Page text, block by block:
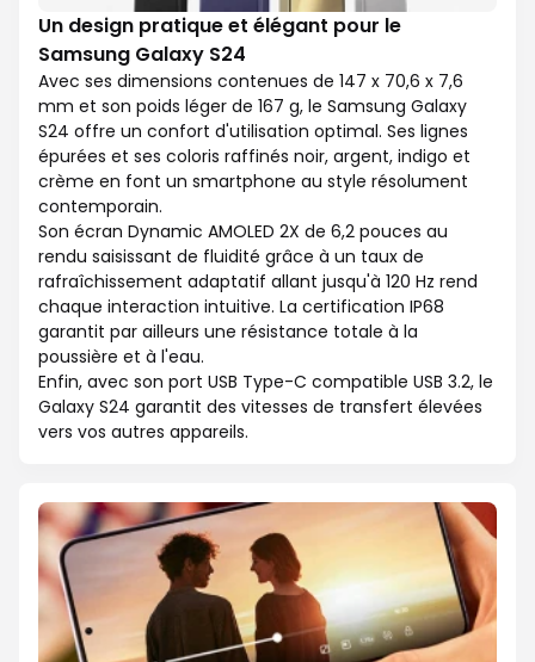
Un design pratique et élégant pour le
Samsung Galaxy S24
Avec ses dimensions contenues de 147 x 70,6 x 7,6
mm et son poids léger de 167 g, le Samsung Galaxy
S24 offre un confort d'utilisation optimal. Ses lignes
épurées et ses coloris raffinés noir, argent, indigo et
crème en font un smartphone au style résolument
contemporain.
Son écran Dynamic AMOLED 2X de 6,2 pouces au
rendu saisissant de fluidité grâce à un taux de
rafraîchissement adaptatif allant jusqu'à 120 Hz rend
chaque interaction intuitive. La certification IP68
garantit par ailleurs une résistance totale à la
poussière et à l'eau.
Enfin, avec son port USB Type-C compatible USB 3.2, le
Galaxy S24 garantit des vitesses de transfert élevées
vers vos autres appareils.